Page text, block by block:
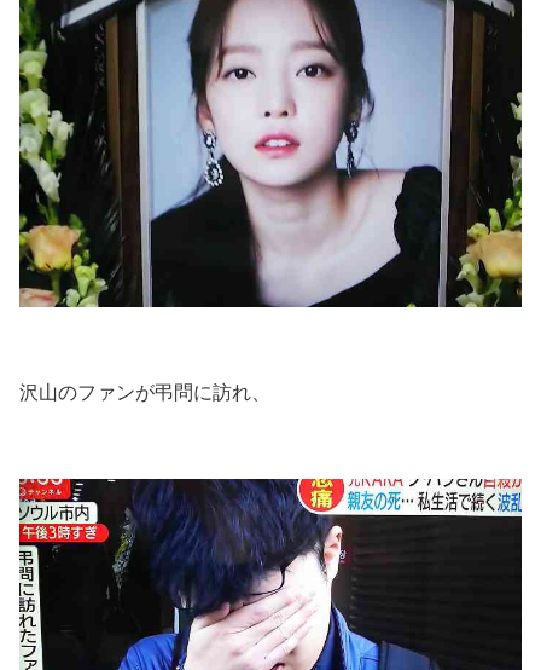
沢山のファンが弔問に訪れ、